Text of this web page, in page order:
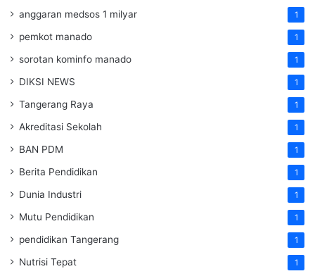
anggaran medsos 1 milyar 1
pemkot manado 1
sorotan kominfo manado 1
DIKSI NEWS 1
Tangerang Raya 1
Akreditasi Sekolah 1
BAN PDM 1
Berita Pendidikan 1
Dunia Industri 1
Mutu Pendidikan 1
pendidikan Tangerang 1
Nutrisi Tepat 1